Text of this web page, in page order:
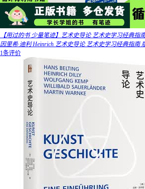
【用过的书 少量笔迹】艺术史导论 艺术史学习经典指
因里希·迪利 Heinrich 艺术史导论 艺术史学习经典指南
1条评价